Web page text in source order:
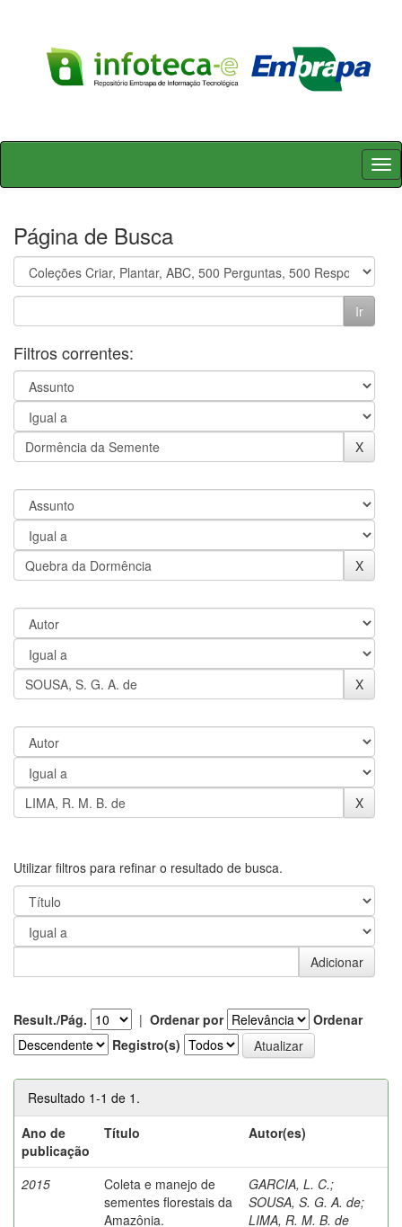
Skip
Página de Busca
Filtros correntes:
Utilizar filtros para refinar o resultado de busca.
Result./Pág. | Ordenar por
Ordenar
Registro(s)
Resultado 1-1 de 1.
Ano de
publicação
Título Autor(es)
2015
Coleta e manejo de
sementes florestais da
Amazônia.
GARCIA, L. C.;
SOUSA, S. G. A. de;
LIMA, R. M. B. de